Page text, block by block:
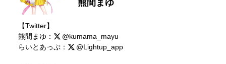
熊間まゆ
【Twitter】
熊間まゆ：
@kumama_mayu
らいとあっぷ：
@Lightup_app